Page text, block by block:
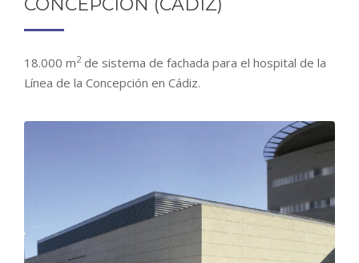
CONCEPCIÓN (CÁDIZ)
18.000 m2de sistema de fachada para el hospital de la
Línea de la Concepción en Cádiz.